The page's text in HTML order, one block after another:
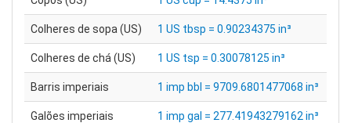
Colheres de sopa (US) 1 US tbsp = 0.90234375 in³
Colheres de chá (US) 1 US tsp = 0.30078125 in³
Barris imperiais 1 imp bbl = 9709.6801477068 in³
Galões imperiais 1 imp gal = 277.41943279162 in³